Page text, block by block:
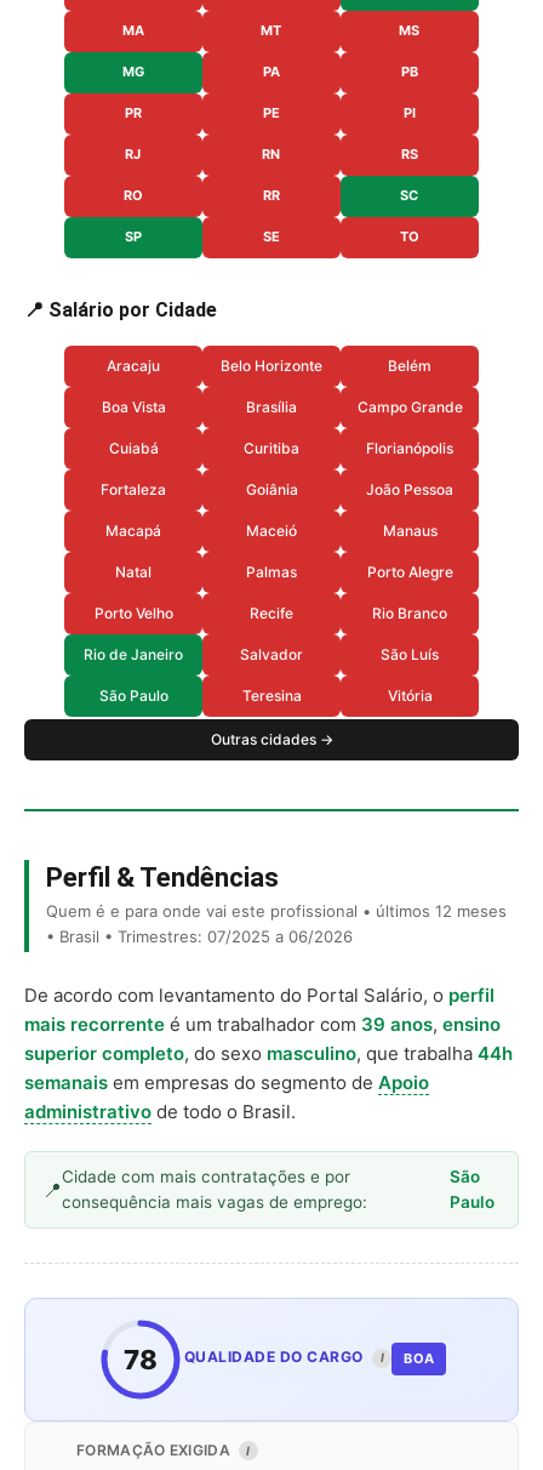
MA MT MS
MG PA PB
PR PE PI
RJ RN RS
RO RR SC
SP SE TO
📍 Salário por Cidade
Aracaju Belo Horizonte Belém
Boa Vista Brasília Campo Grande
Cuiabá Curitiba Florianópolis
Fortaleza Goiânia João Pessoa
Macapá Maceió Manaus
Natal Palmas Porto Alegre
Porto Velho Recife Rio Branco
Rio de Janeiro Salvador São Luís
São Paulo Teresina Vitória
Outras cidades →
Perfil & Tendências
Quem é e para onde vai este profissional • últimos 12 meses
• Brasil • Trimestres: 07/2025 a 06/2026
De acordo com levantamento do Portal Salário, o perfil
mais recorrente é um trabalhador com 39 anos, ensino
superior completo, do sexo masculino, que trabalha 44h
semanais em empresas do segmento de Apoio
administrativo de todo o Brasil.
Cidade com mais contratações e por
consequência mais vagas de emprego:
São
Paulo
78 QUALIDADE DO CARGO I BOA
FORMAÇÃO EXIGIDA I